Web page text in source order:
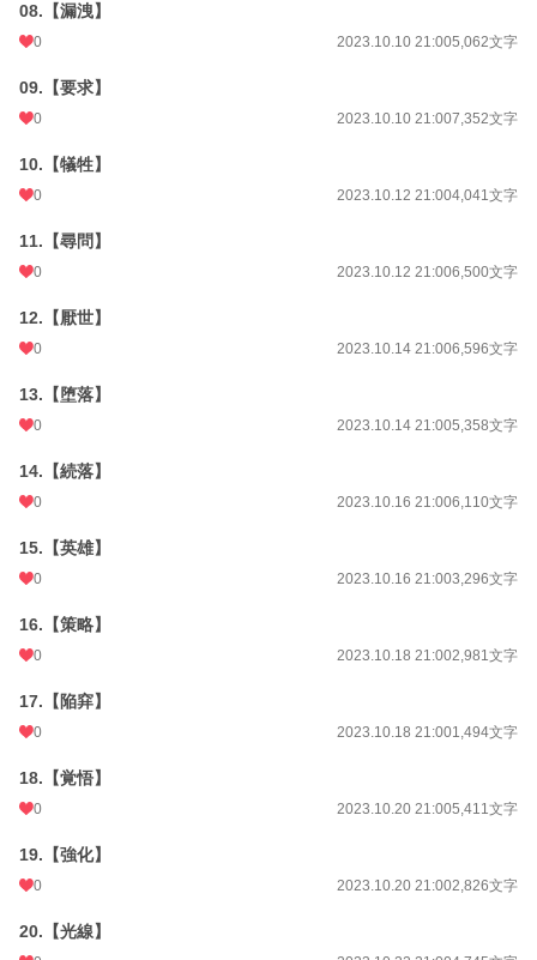
08.【漏洩】
0 2023.10.10 21:005,062文字
09.【要求】
0 2023.10.10 21:007,352文字
10.【犠牲】
0 2023.10.12 21:004,041文字
11.【尋問】
0 2023.10.12 21:006,500文字
12.【厭世】
0 2023.10.14 21:006,596文字
13.【堕落】
0 2023.10.14 21:005,358文字
14.【続落】
0 2023.10.16 21:006,110文字
15.【英雄】
0 2023.10.16 21:003,296文字
16.【策略】
0 2023.10.18 21:002,981文字
17.【陥穽】
0 2023.10.18 21:001,494文字
18.【覚悟】
0 2023.10.20 21:005,411文字
19.【強化】
0 2023.10.20 21:002,826文字
20.【光線】